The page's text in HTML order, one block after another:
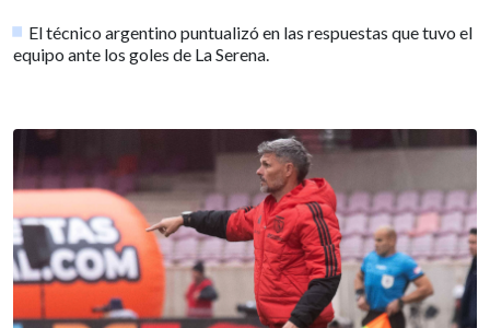
El técnico argentino puntualizó en las respuestas que tuvo el
equipo ante los goles de La Serena.